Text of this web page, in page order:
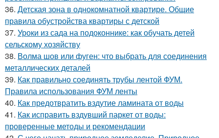
36. Детская зона в однокомнатной квартире. Общие
правила обустройства квартиры с детской
37. Уроки из сада на подоконнике: как обучать детей
сельскому хозяйству
38. Волма шов или фуген: что выбрать для соединения
металлических деталей
39. Как правильно соединять трубы лентой ФУМ.
Правила использования ФУМ ленты
40. Как предотвратить вздутие ламината от воды
41. Как исправить вздувший паркет от воды:
проверенные методы и рекомендации